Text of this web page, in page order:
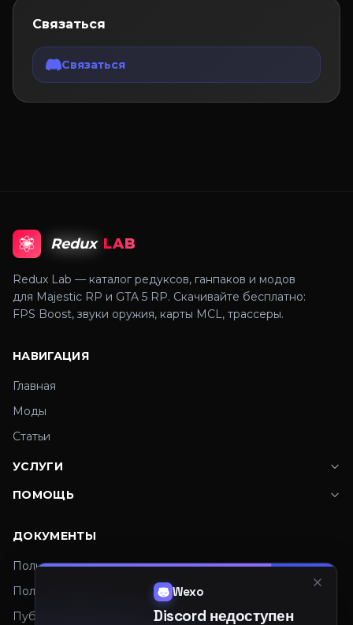
Связаться
Связаться
Redux LAB
Redux Lab — каталог редуксов, ганпаков и модов
для Majestic RP и GTA 5 RP. Скачивайте бесплатно:
FPS Boost, звуки оружия, карты MCL, трассеры.
НАВИГАЦИЯ
Главная
Моды
Статьи
УСЛУГИ
ПОМОЩЬ
ДОКУМЕНТЫ
Пользовательское соглашение
Политика конфиденциальности
Публичная оферта
Wexo
Discord недоступен